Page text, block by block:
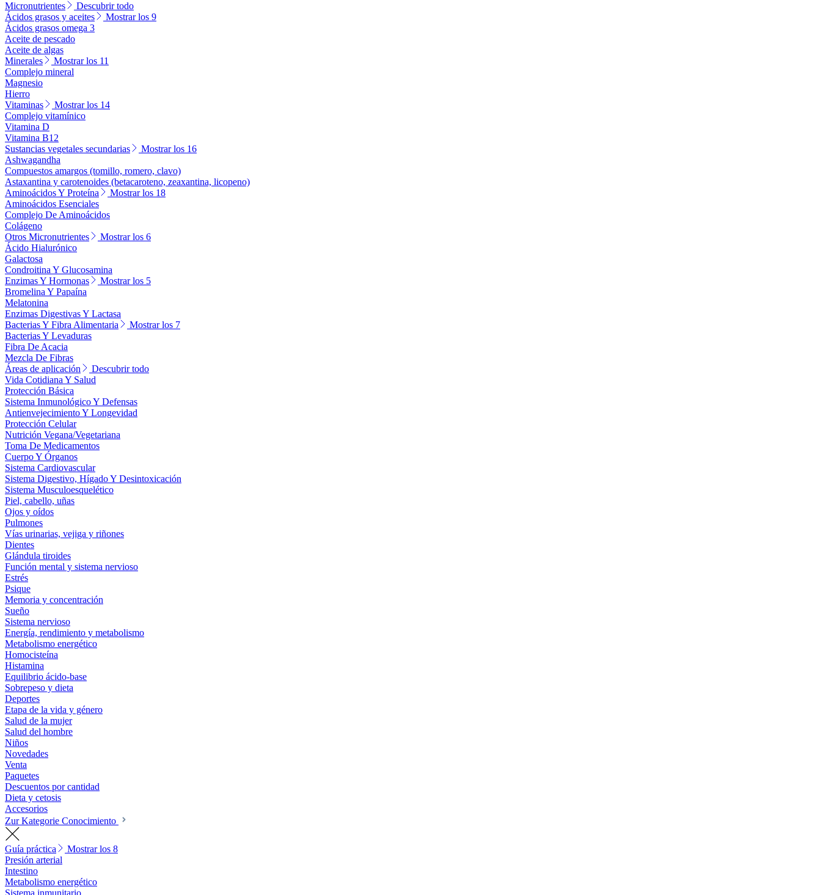
Micronutrientes
Descubrir todo
Ácidos grasos y aceites
Mostrar los 9
Ácidos grasos omega 3
Aceite de pescado
Aceite de algas
Minerales
Mostrar los 11
Complejo mineral
Magnesio
Hierro
Vitaminas
Mostrar los 14
Complejo vitamínico
Vitamina D
Vitamina B12
Sustancias vegetales secundarias
Mostrar los 16
Ashwagandha
Compuestos amargos (tomillo, romero, clavo)
Astaxantina y carotenoides (betacaroteno, zeaxantina, licopeno)
Aminoácidos Y Proteína
Mostrar los 18
Aminoácidos Esenciales
Complejo De Aminoácidos
Colágeno
Otros Micronutrientes
Mostrar los 6
Ácido Hialurónico
Galactosa
Condroitina Y Glucosamina
Enzimas Y Hormonas
Mostrar los 5
Bromelina Y Papaína
Melatonina
Enzimas Digestivas Y Lactasa
Bacterias Y Fibra Alimentaria
Mostrar los 7
Bacterias Y Levaduras
Fibra De Acacia
Mezcla De Fibras
Áreas de aplicación
Descubrir todo
Vida Cotidiana Y Salud
Protección Básica
Sistema Inmunológico Y Defensas
Antienvejecimiento Y Longevidad
Protección Celular
Nutrición Vegana/Vegetariana
Toma De Medicamentos
Cuerpo Y Órganos
Sistema Cardiovascular
Sistema Digestivo, Hígado Y Desintoxicación
Sistema Musculoesquelético
Piel, cabello, uñas
Ojos y oídos
Pulmones
Vías urinarias, vejiga y riñones
Dientes
Glándula tiroides
Función mental y sistema nervioso
Estrés
Psique
Memoria y concentración
Sueño
Sistema nervioso
Energía, rendimiento y metabolismo
Metabolismo energético
Homocisteína
Histamina
Equilibrio ácido-base
Sobrepeso y dieta
Deportes
Etapa de la vida y género
Salud de la mujer
Salud del hombre
Niños
Novedades
Venta
Paquetes
Descuentos por cantidad
Dieta y cetosis
Accesorios
Zur Kategorie Conocimiento
Guía práctica
Mostrar los 8
Presión arterial
Intestino
Metabolismo energético